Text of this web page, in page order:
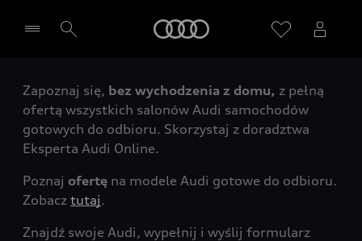
Wybierz Twojego Partnera Audi
Zapoznaj się, bez wychodzenia z domu, z pełną
ofertą wszystkich salonów Audi samochodów
gotowych do odbioru. Skorzystaj z doradztwa
Eksperta Audi Online.
Poznaj ofertę na modele Audi gotowe do odbioru.
Zobacz tutaj.
Znajdź swoje Audi, wypełnij i wyślij formularz